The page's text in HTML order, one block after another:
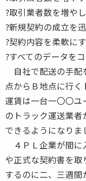
?取引業者数を増や
?新規契約の成立を
?契約内容を柔軟にす
?すべてのデータを
自社で配送の手配
点からＢ地点に行く
運賃は一台一〇〇ユ
のトラック運送業
できるようになりま
４ＰＬ企業が間に
や正式な契約書を取
するのに二、三週間